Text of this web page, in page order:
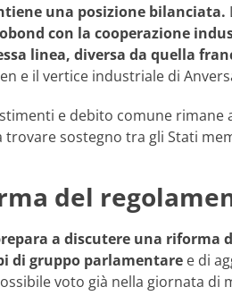
una posizione bilanciata.
con la cooperazione
linea, diversa da quella
e il vertice industriale di
e debito comune
sostegno tra gli Stati
del
a discutere una riforma
di gruppo parlamentare e di
voto già nella giornata